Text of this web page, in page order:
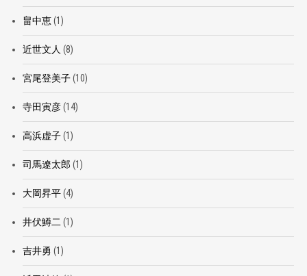
畠中恵(1)
近世文人 (8)
宮尾登美子(10)
寺田寅彦(14)
高浜虚子(1)
司馬遼太郎 (1)
大岡昇平(4)
井伏鱒二(1)
吉井勇 (1)